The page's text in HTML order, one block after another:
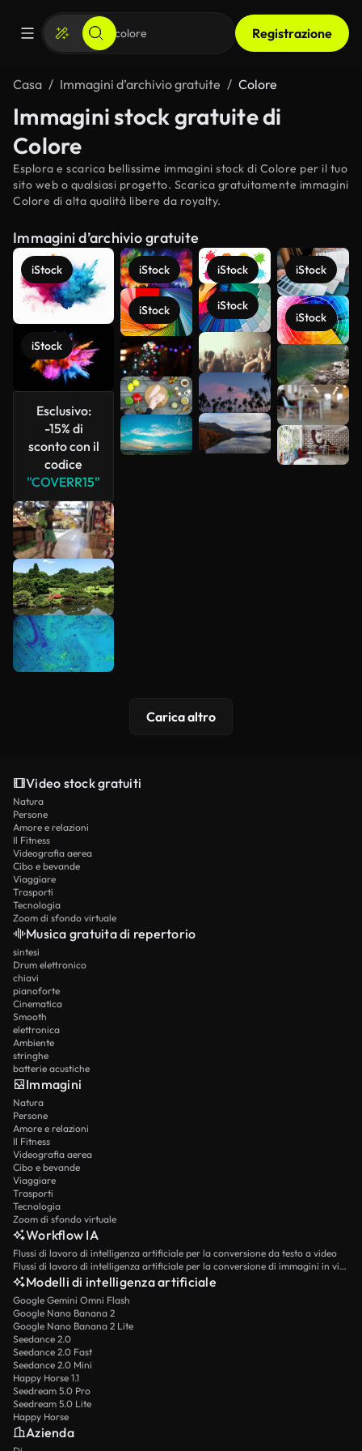
Registrazione
Casa Immagini d’archivio gratuite Colore
Immagini stock gratuite di
Colore
Esplora e scarica bellissime immagini stock di Colore per il tuo
sito web o qualsiasi progetto. Scarica gratuitamente immagini
Colore di alta qualità libere da royalty.
Immagini d’archivio gratuite
iStock
iStock
Esclusivo:
-15% di
sconto con il
codice
"COVERR15"
iStock
iStock
iStock
iStock
iStock
iStock
Scopri di
più
Carica altro
Video stock gratuiti
Natura
Persone
Amore e relazioni
Il Fitness
Videografia aerea
Cibo e bevande
Viaggiare
Trasporti
Tecnologia
Zoom di sfondo virtuale
Musica gratuita di repertorio
sintesi
Drum elettronico
chiavi
pianoforte
Cinematica
Smooth
elettronica
Ambiente
stringhe
batterie acustiche
Immagini
Natura
Persone
Amore e relazioni
Il Fitness
Videografia aerea
Cibo e bevande
Viaggiare
Trasporti
Tecnologia
Zoom di sfondo virtuale
Workflow IA
Flussi di lavoro di intelligenza artificiale per la conversione da testo a video
Flussi di lavoro di intelligenza artificiale per la conversione di immagini in video
Modelli di intelligenza artificiale
Google Gemini Omni Flash
Google Nano Banana 2
Google Nano Banana 2 Lite
Seedance 2.0
Seedance 2.0 Fast
Seedance 2.0 Mini
Happy Horse 1.1
Seedream 5.0 Pro
Seedream 5.0 Lite
Happy Horse
Azienda